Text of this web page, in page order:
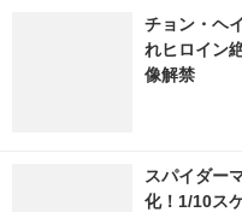
チョン・ヘ
れヒロイン
像解禁
スパイダー
化！1/10ス